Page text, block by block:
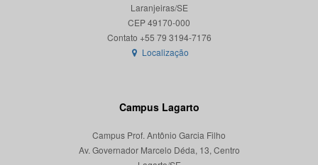
Laranjeiras/SE
CEP 49170-000
Localização
Campus Lagarto
Campus Prof. Antônio Garcia Filho
Av. Governador Marcelo Déda, 13, Centro